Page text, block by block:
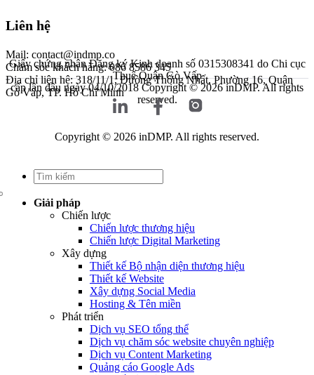
Liên hệ
Mail: contact@indmp.co
Chăm sóc khách hàng: 086 8586 345
Địa chỉ liên hệ: 318/11/1, Đường Thống Nhất, Phường 16, Quận
Gò Vấp, TP. Hồ Chí Minh
Giấy chứng nhận Đăng ký Kinh doanh số 0315308341 do Chi cục
Thuế Quận Gò Vấp
cấp lần đầu ngày 04/10/2018Copyright © 2026 inDMP. All rights
reserved.
Copyright © 2026 inDMP. All rights reserved.
Giải pháp
Chiến lược
Chiến lược thương hiệu
Chiến lược Digital Marketing
Xây dựng
Thiết kế Bộ nhận diện thương hiệu
Thiết kế Website
Xây dựng Social Media
Hosting & Tên miền
Phát triển
Dịch vụ SEO tổng thể
Dịch vụ chăm sóc website chuyên nghiệp
Dịch vụ Content Marketing
Quảng cáo Google Ads